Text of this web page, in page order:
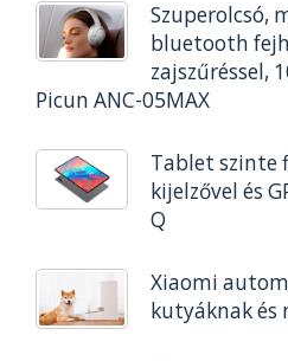
Szuperolcsó,
bluetooth
zajszűréssel,
Picun ANC-05MAX
Tablet szinte
kijelzővel és
Q
Xiaomi
kutyáknak és